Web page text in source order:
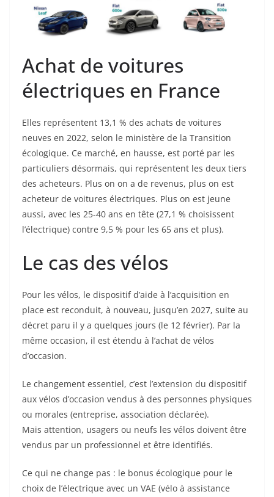
Achat de voitures
électriques en France
Elles représentent 13,1 % des achats de voitures
neuves en 2022, selon le ministère de la Transition
écologique. Ce marché, en hausse, est porté par les
particuliers désormais, qui représentent les deux tiers
des acheteurs. Plus on on a de revenus, plus on est
acheteur de voitures électriques. Plus on est jeune
aussi, avec les 25-40 ans en tête (27,1 % choisissent
l’électrique) contre 9,5 % pour les 65 ans et plus).
Le cas des vélos
Pour les vélos, le dispositif d’aide à l’acquisition en
place est reconduit, à nouveau, jusqu’en 2027, suite au
décret paru il y a quelques jours (le 12 février). Par la
même occasion, il est étendu à l’achat de vélos
d’occasion.
Le changement essentiel, c’est l’extension du dispositif
aux vélos d’occasion vendus à des personnes physiques
ou morales (entreprise, association déclarée).
Mais attention, usagers ou neufs les vélos doivent être
vendus par un professionnel et être identifiés.
Ce qui ne change pas : le bonus écologique pour le
choix de l’électrique avec un VAE (vélo à assistance